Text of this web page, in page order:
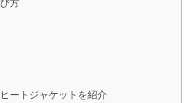
方
ートジャケットを紹介